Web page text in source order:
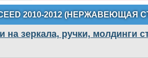
2010-2012 (НЕРЖАВЕЮЩАЯ
на зеркала, ручки, молдинги